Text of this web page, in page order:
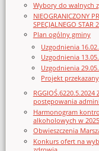
Wybory do walnych
NIEOGRANICZONY
SPECJALNEGO STAR
Plan ogólny gminy
Uzgodnienia
Uzgodnienia
Uzgodnienia
Projekt
postępowania
Harmonogram
alkoholowych w
Obwieszczenia
Konkurs ofert na